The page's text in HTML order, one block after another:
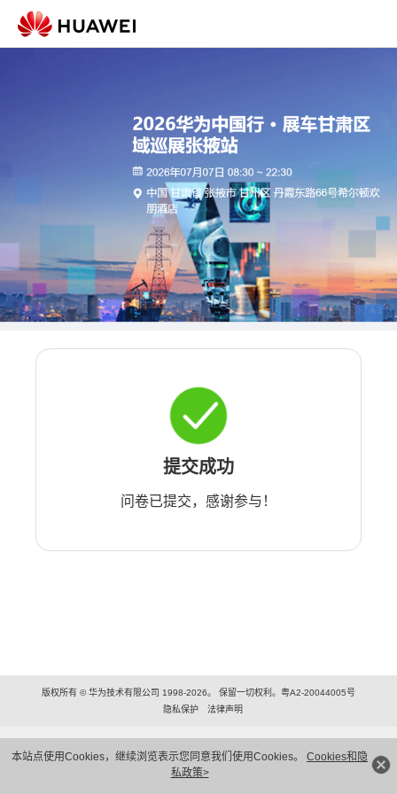
本站点使用Cookies，继续浏览表示您同意我们使用Cookies。 Cookies和隐
私政策>
提交成功
问卷已提交，感谢参与！
版权所有 © 华为技术有限公司 1998-2026。 保留一切权利。粤A2-20044005号
隐私保护
法律声明